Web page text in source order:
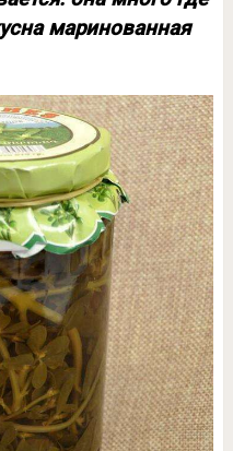
маринованная